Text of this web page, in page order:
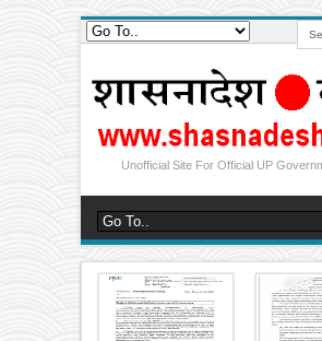
Unofficial Site For Official UP